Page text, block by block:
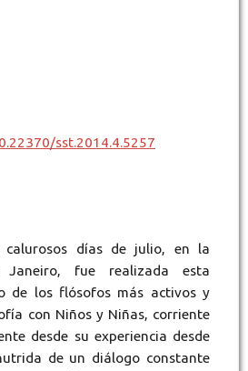
sst.2014.4.5257
calurosos días de julio, en la
fue realizada esta
de los flósofos más activos y
con Niños y Niñas, corriente
desde su experiencia desde
de un diálogo constante